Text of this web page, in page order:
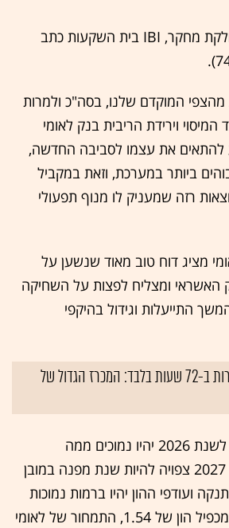
לירן לובלין, מנהל מחלקת מחקר, IBI בית השקעות כתב
מהצפי המוקדם שלנו, בסה"כ ולמרות
וירידת הריבית בנק לאומי
להתאים את עצמו לסביבה החדשה,
ביותר במערכת, וזאת במקביל
רזה שמעניק לו מנוף תפעולי
מציג דוח טוב מאוד שנשען על
האשראי ומצליח לפצות על השחיקה
התייעלות וגידול בהיקפי
מאות דירות ב-72 שעות בלבד: המכרז הגדול של
"המספרים של לאומי לשנת 2026 יהיו נמוכים ממה
שהתרגלנו אבל שנת 2027 צפויה להיות שנת מפנה במובן
ועודפי ההון יהיו ברמות נמוכות
יותר. אנו סבורים כי במכפיל הון של 1.54, התמחור של לאומי